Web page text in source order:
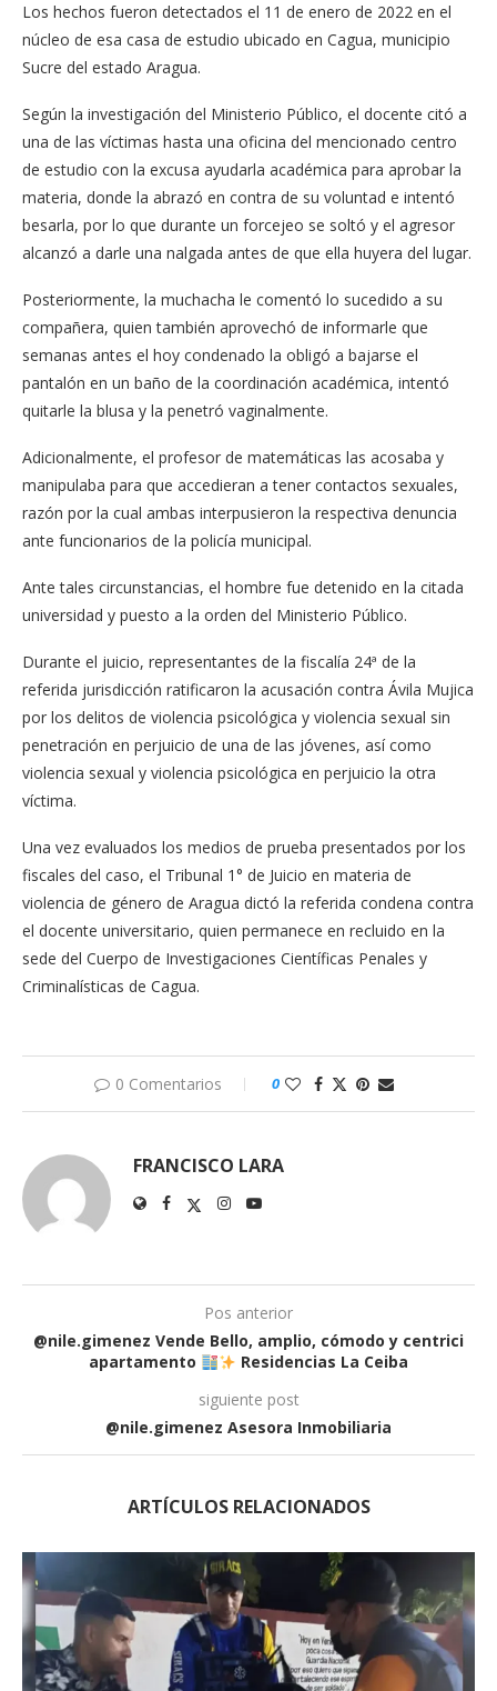
Los hechos fueron detectados el 11 de enero de 2022 en el
núcleo de esa casa de estudio ubicado en Cagua, municipio
Sucre del estado Aragua.
Según la investigación del Ministerio Público, el docente citó a
una de las víctimas hasta una oficina del mencionado centro
de estudio con la excusa ayudarla académica para aprobar la
materia, donde la abrazó en contra de su voluntad e intentó
besarla, por lo que durante un forcejeo se soltó y el agresor
alcanzó a darle una nalgada antes de que ella huyera del lugar.
Posteriormente, la muchacha le comentó lo sucedido a su
compañera, quien también aprovechó de informarle que
semanas antes el hoy condenado la obligó a bajarse el
pantalón en un baño de la coordinación académica, intentó
quitarle la blusa y la penetró vaginalmente.
Adicionalmente, el profesor de matemáticas las acosaba y
manipulaba para que accedieran a tener contactos sexuales,
razón por la cual ambas interpusieron la respectiva denuncia
ante funcionarios de la policía municipal.
Ante tales circunstancias, el hombre fue detenido en la citada
universidad y puesto a la orden del Ministerio Público.
Durante el juicio, representantes de la fiscalía 24ª de la
referida jurisdicción ratificaron la acusación contra Ávila Mujica
por los delitos de violencia psicológica y violencia sexual sin
penetración en perjuicio de una de las jóvenes, así como
violencia sexual y violencia psicológica en perjuicio la otra
víctima.
Una vez evaluados los medios de prueba presentados por los
fiscales del caso, el Tribunal 1° de Juicio en materia de
violencia de género de Aragua dictó la referida condena contra
el docente universitario, quien permanece en recluido en la
sede del Cuerpo de Investigaciones Científicas Penales y
Criminalísticas de Cagua.
0 Comentarios 0
FRANCISCO LARA
Pos anterior
@nile.gimenez Vende Bello, amplio, cómodo y centrici
apartamento
Residencias La Ceiba
siguiente post
@nile.gimenez Asesora Inmobiliaria
ARTÍCULOS RELACIONADOS